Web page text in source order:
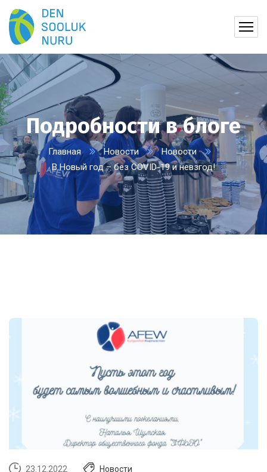
Подробности в блоге
Главная Новости
Новости
В Новый год – без COVID-19 и невзгод!
23.12.2022 Новости